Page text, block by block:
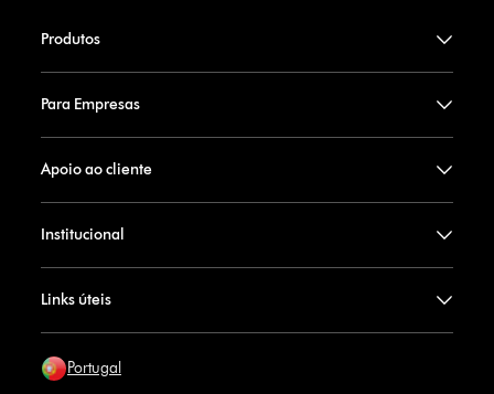
Produtos
Para Empresas
Apoio ao cliente
Institucional
Links úteis
Portugal